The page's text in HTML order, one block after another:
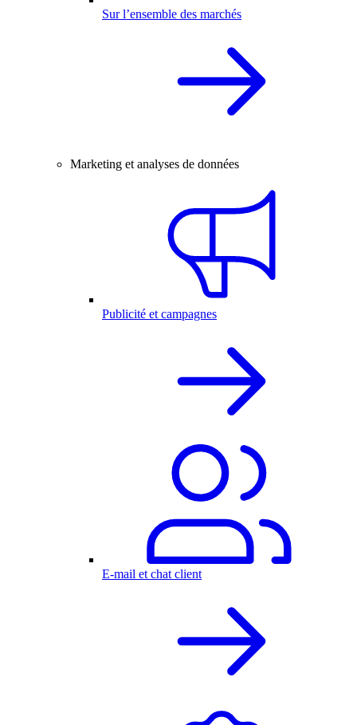
Sur l’ensemble des marchés
Marketing et analyses de données
Publicité et campagnes
E-mail et chat client